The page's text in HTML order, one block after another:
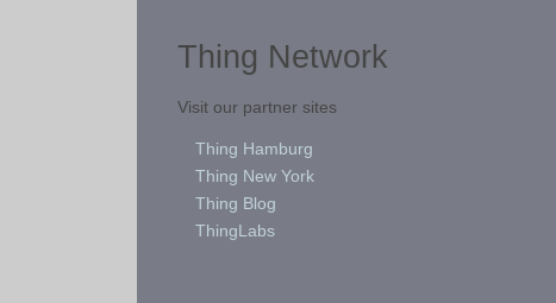
Thing Network
Visit our partner sites
Thing Hamburg
Thing New York
Thing Blog
ThingLabs